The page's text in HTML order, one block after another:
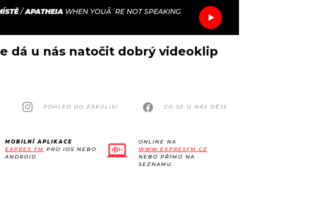
/APATHEIA WHEN YOUÂ´RE NOT SPEAKING
dá u nás natočit dobrý videoklip
POHLED DO ZÁKULISÍ CO SE U NÁS DĚJE
MOBILNÍ APLIKACE
EXPRES FM PRO IOS NEBO
ANDROID.
ONLINE NA
WWW.EXPRESFM.CZ
NEBO PŘÍMO NA
SEZNAMU.